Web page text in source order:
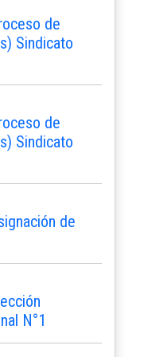
de
Sindicato
de
Sindicato
de
N°1